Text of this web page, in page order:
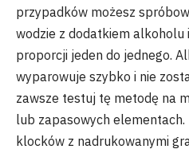
przypadków możesz
wodzie z dodatkiem
proporcji jeden do jednego.
wyparowuje szybko i nie
zawsze testuj tę metodę na
lub zapasowych elementach.
klocków z nadrukowanymi